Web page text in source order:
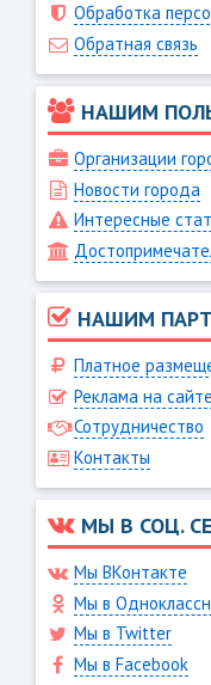
Обработка
Обратная связь
НАШИМ
Организации
Новости города
Интересные
НАШИМ
Платное
Реклама на сайте
Сотрудничество
Контакты
МЫ В СОЦ.
Мы ВКонтакте
Мы в
Мы в Twitter
Мы в Facebook